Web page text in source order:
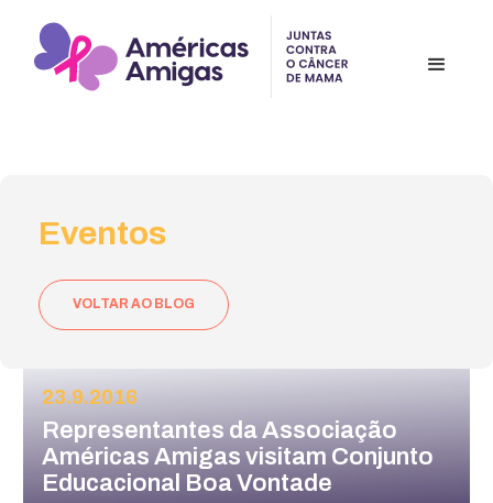
Eventos
VOLTAR AO BLOG
23.9.2016
Representantes da Associação
Américas Amigas visitam Conjunto
Educacional Boa Vontade